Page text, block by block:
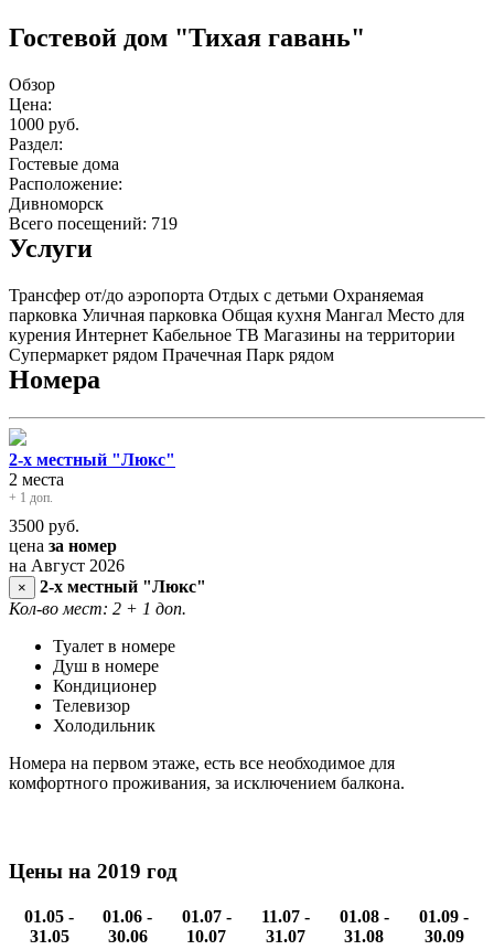
Гостевой дом "Тихая гавань"
Обзор
Цена:
1000 руб.
Раздел:
Гостевые дома
Расположение:
Дивноморск
Всего посещений: 719
Услуги
Трансфер от/до аэропорта Отдых с детьми Охраняемая
парковка Уличная парковка Общая кухня Мангал Место для
курения Интернет Кабельное ТВ Магазины на территории
Супермаркет рядом Прачечная Парк рядом
Номера
2-х местный "Люкс"
2 места
+ 1 доп.
3500 руб.
цена за номер
на Август 2026
×
2-х местный "Люкс"
Кол-во мест: 2 + 1 доп.
Туалет в номере
Душ в номере
Кондиционер
Телевизор
Холодильник
Номера на первом этаже, есть все необходимое для
комфортного проживания, за исключением балкона.
Цены на 2019 год
01.05 -
31.05
01.06 -
30.06
01.07 -
10.07
11.07 -
31.07
01.08 -
31.08
01.09 -
30.09